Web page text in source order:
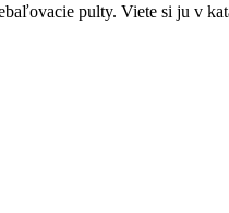
pulty. Viete si ju v